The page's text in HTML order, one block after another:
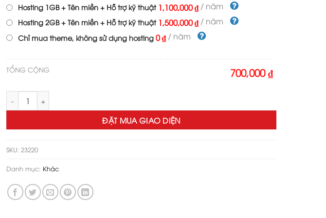
1,000,000 ₫.
là:
700,000 ₫.
Hosting 1GB + Tên miền + Hỗ trợ kỹ thuật 1,100,000 ₫ / năm
Hosting 2GB + Tên miền + Hỗ trợ kỹ thuật 1,500,000 ₫ / năm
Chỉ mua theme, không sử dụng hosting 0 ₫ / năm
TỔNG CỘNG 700,000 ₫
Theme wordpress dịch vụ sửa điện thoại 03 số lượng
ĐẶT MUA GIAO DIỆN
SKU: 23220
Danh mục: Khác